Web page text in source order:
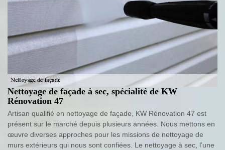
Nettoyage de façade à sec, spécialité de KW
Rénovation 47
Artisan qualifié en nettoyage de façade, KW Rénovation 47 est
présent sur le marché depuis plusieurs années. Nous mettons en
œuvre diverses approches pour les missions de nettoyage de
murs extérieurs qui nous sont confiées. Le nettoyage à sec, l’une